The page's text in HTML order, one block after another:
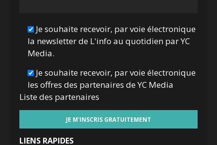
Je souhaite recevoir, par voie électronique
la newsletter de L'info au quotidien par YC
Media.
Je souhaite recevoir, par voie électronique
les offres des partenaires de YC Media
Liste des partenaires
LIENS RAPIDES